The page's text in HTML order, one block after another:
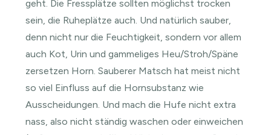
geht. Die Fressplätze sollten möglichst trocken
sein, die Ruheplätze auch. Und natürlich sauber,
denn nicht nur die Feuchtigkeit, sondern vor allem
auch Kot, Urin und gammeliges Heu/Stroh/Späne
zersetzen Horn. Sauberer Matsch hat meist nicht
so viel Einfluss auf die Hornsubstanz wie
Ausscheidungen. Und mach die Hufe nicht extra
nass, also nicht ständig waschen oder einweichen